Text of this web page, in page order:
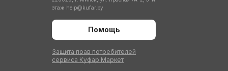
этаж help@kufar.by
Помощь
Защита прав потребителей
сервиса Куфар Маркет